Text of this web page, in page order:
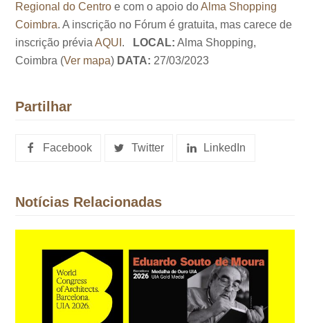
Regional do Centro e com o apoio doAlma Shopping
Coimbra. A inscrição no Fórum é gratuita, mas carece de
inscrição préviaAQUI . LOCAL: Alma Shopping,
Coimbra (Ver mapa) DATA: 27/03/2023
Partilhar
Facebook Twitter LinkedIn
Notícias Relacionadas